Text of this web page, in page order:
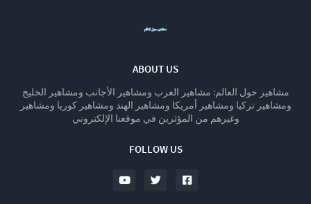
ABOUT US
مشاهير حول العالم: مشاهير العرب ومشاهير الأجانب ومشاهير الخليج
ومشاهير تركيا ومشاهير أمريكا ومشاهير الهند ومشاهير كوريا ومشاهير
وغيرهم من المؤثرين في موقعنا الإلكتروني
FOLLOW US